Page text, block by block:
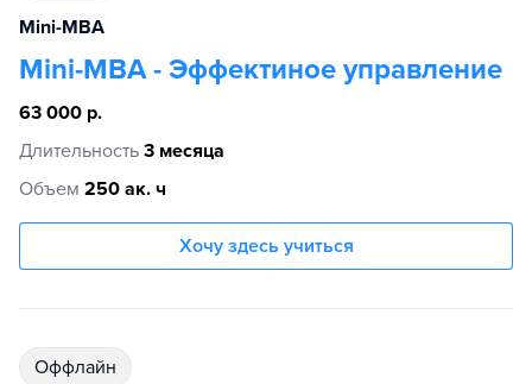
Mini-MBA
Mini-MBA - Эффектиное управление
63 000 р.
Длительность 3 месяца
Объем 250 ак. ч
Хочу здесь учиться
Оффлайн